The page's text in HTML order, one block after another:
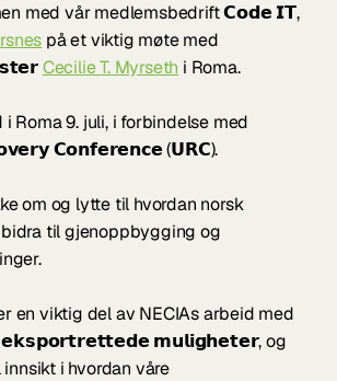
med vår medlemsbedrift 𝗖𝗼𝗱𝗲 𝗜𝗧,
på et viktig møte med
Cecilie T. Myrseth i Roma.
Roma 9. juli, i forbindelse med
𝗖𝗼𝗻𝗳𝗲𝗿𝗲𝗻𝗰𝗲 (𝗨𝗥𝗖).
om og lytte til hvordan norsk
til gjenoppbygging og
en viktig del av NECIAs arbeid med
𝗺𝘂𝗹𝗶𝗴𝗵𝗲𝘁𝗲𝗿, og
i hvordan våre